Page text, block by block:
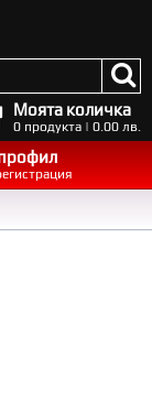
Моята количка
0 продукта | 0.00 лв.